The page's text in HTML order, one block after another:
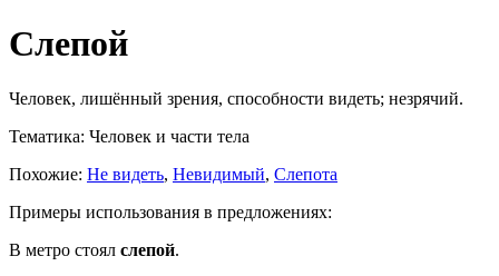
Слепой
Человек, лишённый зрения, способности видеть; незрячий.
Тематика: Человек и части тела
Похожие: Не видеть, Невидимый, Слепота
Примеры использования в предложениях:
В метро стоял слепой.